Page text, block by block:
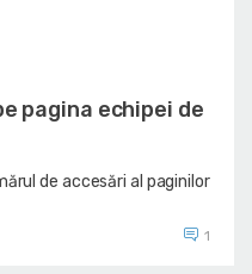
pagina echipei de
de accesări al paginilor
1